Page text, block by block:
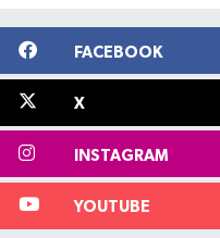
FACEBOOK
X
INSTAGRAM
YOUTUBE